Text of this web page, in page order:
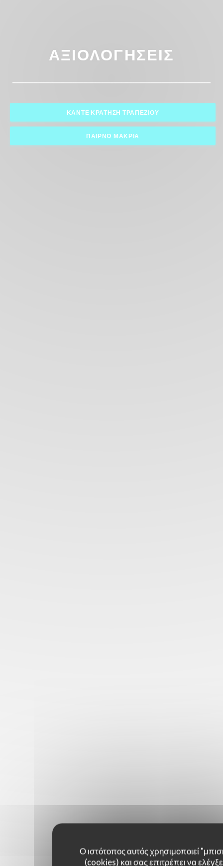
Ο ιστότοπος αυτός χρησιμοποιεί
(cookies) και σας επιτρέπει να
ΑΞΙΟΛΟΓΉΣΕΙΣ
ΚΆΝΤΕ ΚΡΆΤΗΣΗ ΤΡΑΠΕΖΙΟΎ
ΠΑΊΡΝΩ ΜΑΚΡΙΆ